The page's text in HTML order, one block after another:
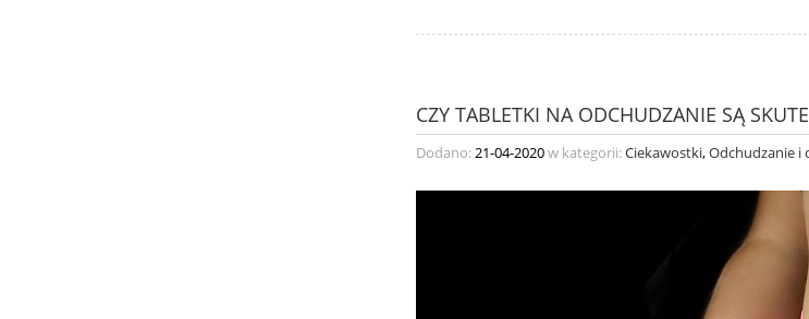
CZY TABLETKI NA ODCHUDZANIE SĄ
Dodano:21-04-2020w kategorii:Ciekawostki,Odchudzanie i